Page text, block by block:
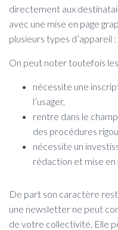
directement aux
avec une mise en page
plusieurs types
On peut noter toutefois
nécessite une
l’usager,
rentre dans le
des procédures
nécessite un
rédaction et mise en
De part son caractère
une newsletter ne peut
de votre collectivité. Elle